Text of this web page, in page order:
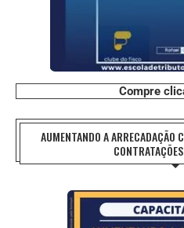
Compre
AUMENTANDO A ARRECADAÇÃO